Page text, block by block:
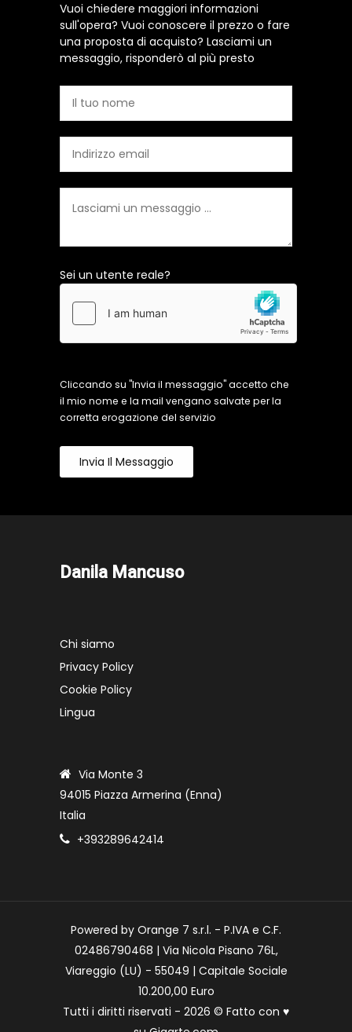
Vuoi chiedere maggiori informazioni
sull'opera? Vuoi conoscere il prezzo o fare
una proposta di acquisto? Lasciami un
messaggio, risponderò al più presto
Sei un utente reale?
Cliccando su "Invia il messaggio" accetto che
il mio nome e la mail vengano salvate per la
corretta erogazione del servizio
Invia Il Messaggio
Danila Mancuso
Chi siamo
Privacy Policy
Cookie Policy
Lingua
Via Monte 3
94015 Piazza Armerina (Enna)
Italia
+393289642414
Powered by Orange 7 s.r.l. - P.IVA e C.F.
02486790468 | Via Nicola Pisano 76L,
Viareggio (LU) - 55049 | Capitale Sociale
10.200,00 Euro
Tutti i diritti riservati - 2026 © Fatto con ♥